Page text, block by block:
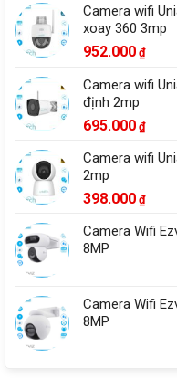
Camera wifi
xoay 360 3mp
952.000 ₫
Camera wifi
định 2mp
695.000 ₫
Camera wifi
2mp
398.000 ₫
Camera Wifi
8MP
Camera Wifi
8MP